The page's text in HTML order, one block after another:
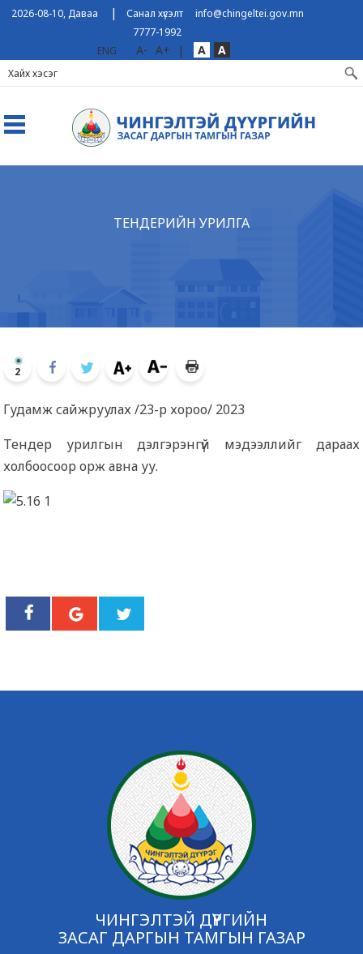
2026-08-10, Даваа | Санал хүсэлт
info@chingeltei.gov.mn
7777-1992
ENG
A- A+ | A A
ТЕНДЕРИЙН УРИЛГА
2
Гудамж сайжруулах /23-р хороо/ 2023
Тендер урилгын дэлгэрэнгүй мэдээллийг дараах
холбоосоор орж авна уу.
ЧИНГЭЛТЭЙ ДҮҮРГИЙН
ЗАСАГ ДАРГЫН ТАМГЫН ГАЗАР